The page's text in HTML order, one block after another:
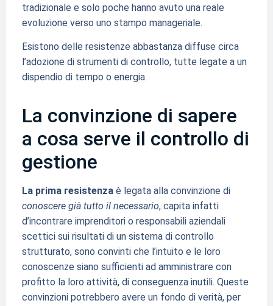
tradizionale e solo poche hanno avuto una reale
evoluzione verso uno stampo manageriale.
Esistono delle resistenze abbastanza diffuse circa
l’adozione di strumenti di controllo, tutte legate a un
dispendio di tempo o energia.
La convinzione di sapere
a cosa serve il controllo di
gestione
La prima resistenzaè legata alla convinzione di
conoscere già tutto il necessario, capita infatti
d’incontrare imprenditori o responsabili aziendali
scettici sui risultati di un sistema di controllo
strutturato, sono convinti che l’intuito e le loro
conoscenze siano sufficienti ad amministrare con
profitto la loro attività, di conseguenza inutili. Queste
convinzioni potrebbero avere un fondo di verità, per